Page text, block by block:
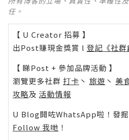
任。
【 U Creator 招募 】
出Post賺現金獎賞 l 登記《社群
【 睇Post + 參加品牌活動 】
瀏覽更多社群 打卡 丶 旅遊 丶 美
攻略及 活動情報
U Blog開咗WhatsApp啦！發掘
Follow 我哋 ！